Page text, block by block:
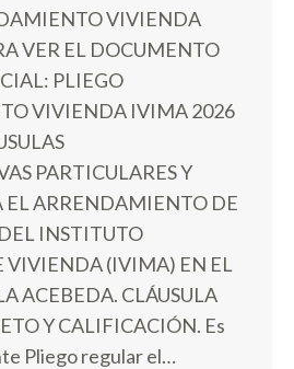
VIVIENDA
VER EL DOCUMENTO
PLIEGO
VIVIENDA IVIMA 2026
PARTICULARES Y
EL ARRENDAMIENTO DE
INSTITUTO
VIVIENDA (IVIMA) EN EL
ACEBEDA. CLÁUSULA
Y CALIFICACIÓN. Es
Pliego regular el…